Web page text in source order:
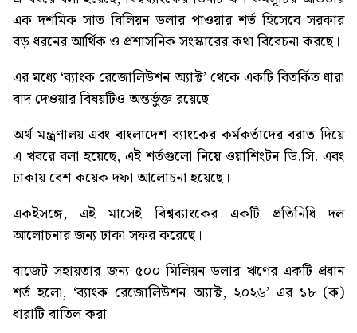
এক দশমিক সাত বিলিয়ন ডলার পাওয়ার শর্ত হিসেবে সরকার
বড় ধরনের আর্থিক ও প্রশাসনিক সংস্কারের কথা বিবেচনা করছে।
এর মধ্যে ‘ব্যাংক রেজোলিউশন অ্যাক্ট’ থেকে একটি বিতর্কিত ধারা
বাদ দেওয়ার বিষয়টিও অন্তর্ভুক্ত রয়েছে।
অর্থ মন্ত্রণালয় এবং বাংলাদেশ ব্যাংকের কর্মকর্তাদের বরাত দিয়ে
এ খবরে বলা হয়েছে, এই শর্তগুলো নিয়ে ওয়াশিংটন ডি.সি. এবং
ঢাকায় বেশ কয়েক দফা আলোচনা হয়েছে।
একইসঙ্গে, এই মাসেই বিশ্বব্যাংকের একটি প্রতিনিধি দল
আলোচনার জন্য ঢাকা সফর করেছে।
বাজেট সহায়তার জন্য ৫০০ মিলিয়ন ডলার ঋণের একটি প্রধান
শর্ত হলো, ‘ব্যাংক রেজোলিউশন অ্যাক্ট, ২০২৬’ এর ১৮ (ক)
ধারাটি বাতিল করা।